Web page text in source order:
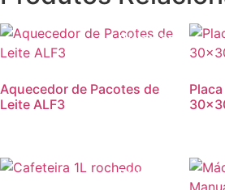
Promoção!
Aquecedor de Pacotes de
Leite ALF3
Promoção!